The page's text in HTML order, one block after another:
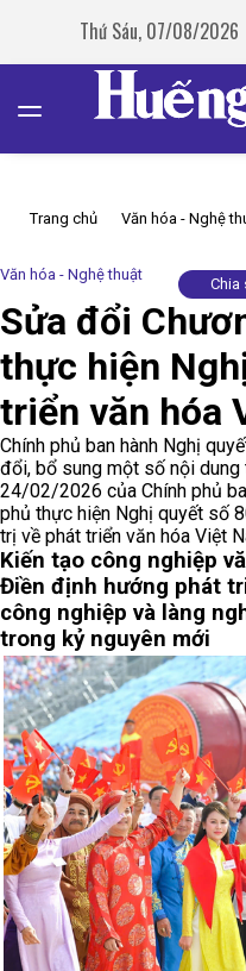
Thứ Sáu, 07/08/2026
Trang chủ Văn hóa - Nghệ
Văn hóa - Nghệ thuật
Chia
Sửa đổi
thực hiện
triển văn hóa
Chính phủ ban hành Nghị
đổi, bổ sung một số nội
24/02/2026 của Chính phủ
phủ thực hiện Nghị quyết số
trị về phát triển văn hóa Việt
Kiến tạo công nghiệp
Điền định hướng phát
công nghiệp và làng
trong kỷ nguyên mới